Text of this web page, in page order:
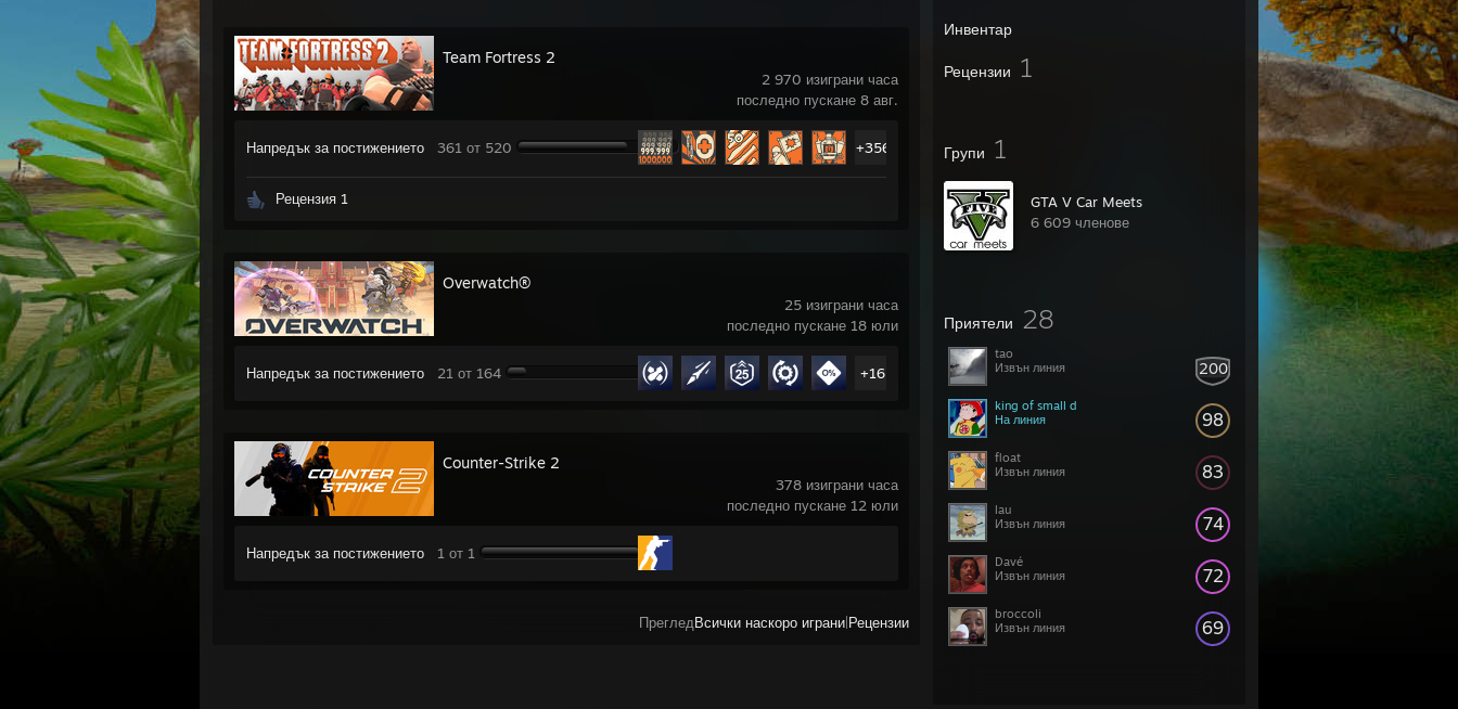
Инвентар
Рецензии 1
Групи 1
GTA V Car Meets
6 609 членове
Приятели 28
200
tao
Извън линия
98
king of small d
На линия
83
float
Извън линия
74
lau
Извън линия
72
Davé
Извън линия
69
broccoli
Извън линия
2 970 изиграни часа
последно пускане 8 авг.
Team Fortress 2
Напредък за постижението 361 от 520 +356
Рецензия 1
25 изиграни часа
последно пускане 18 юли
Overwatch®
Напредък за постижението 21 от 164 +16
378 изиграни часа
последно пускане 12 юли
Counter-Strike 2
Напредък за постижението 1 от 1
ПрегледВсички наскоро играни Рецензии